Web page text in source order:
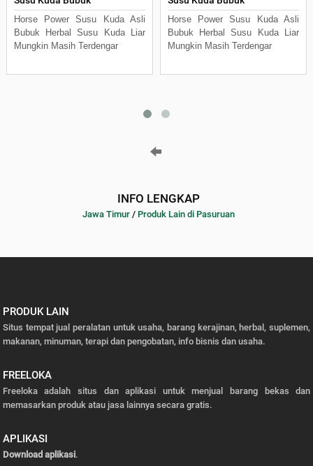
Horse Power Susu Kuda Asli
Bubuk Herbal Susu Kuda Liar
Mungkin Masih Terdengar
Horse Power Susu Kuda Asli
Bubuk Herbal Susu Kuda Liar
Mungkin Masih Terdengar
INFO LENGKAP
Jawa Timur / Produk Lain di Pasuruan
PRODUK LAIN
Situs tempat jual peralatan untuk usaha, barang kerajinan, herbal, suplemen,
makanan, minuman, terapi dan pengobatan, info bisnis dan usaha.
FREELOKA
Freeloka adalah situs dan aplikasi untuk menjual barang bekas dan
memasarkan produk atau jasa lainnya secara gratis.
APLIKASI
Download aplikasi.